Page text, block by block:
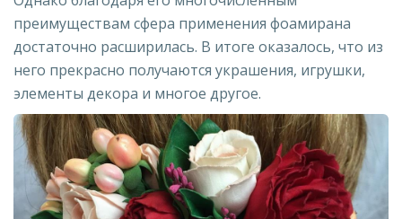
преимуществам сфера применения фоамирана
достаточно расширилась. В итоге оказалось, что из
него прекрасно получаются украшения, игрушки,
элементы декора и многое другое.